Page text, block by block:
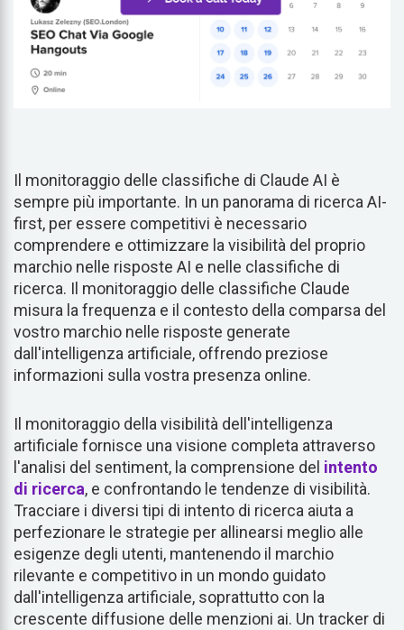
Il monitoraggio delle classifiche di Claude AI è
sempre più importante. In un panorama di ricerca AI-
first, per essere competitivi è necessario
comprendere e ottimizzare la visibilità del proprio
marchio nelle risposte AI e nelle classifiche di
ricerca. Il monitoraggio delle classifiche Claude
misura la frequenza e il contesto della comparsa del
vostro marchio nelle risposte generate
dall'intelligenza artificiale, offrendo preziose
informazioni sulla vostra presenza online.
Il monitoraggio della visibilità dell'intelligenza
artificiale fornisce una visione completa attraverso
l'analisi del sentiment, la comprensione del intento
di ricerca, e confrontando le tendenze di visibilità.
Tracciare i diversi tipi di intento di ricerca aiuta a
perfezionare le strategie per allinearsi meglio alle
esigenze degli utenti, mantenendo il marchio
rilevante e competitivo in un mondo guidato
dall'intelligenza artificiale, soprattutto con la
crescente diffusione delle menzioni ai. Un tracker di